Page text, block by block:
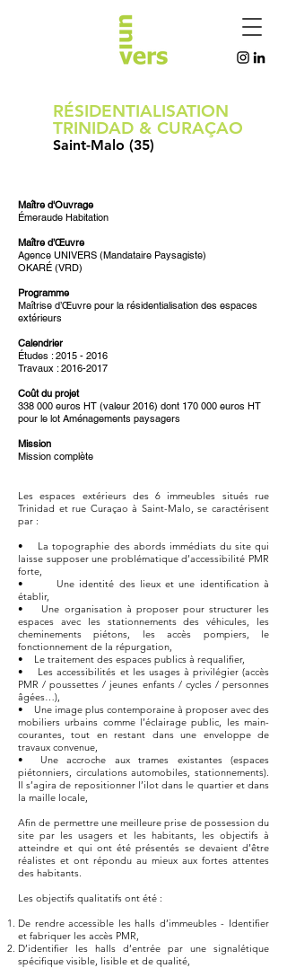
RÉSIDENTIALISATION
TRINIDAD & CURAÇAO
Saint-Malo (35)
Maître d'Ouvrage
Émeraude Habitation
Maître d’Œuvre
Agence UNIVERS (Mandataire Paysagiste)
OKARÉ (VRD)
Programme
Maîtrise d’Œuvre pour la résidentialisation des espaces
extérieurs
Calendrier
Études : 2015 - 2016
Travaux : 2016-2017
Coût du projet
338 000 euros HT (valeur 2016) dont 170 000 euros HT
pour le lot Aménagements paysagers
Mission
Mission complète
Les espaces extérieurs des 6 immeubles situés rue
Trinidad et rue Curaçao à Saint-Malo, se caractérisent
par :
• La topographie des abords immédiats du site qui
laisse supposer une problématique d’accessibilité PMR
forte,
• Une identité des lieux et une identification à
établir,
• Une organisation à proposer pour structurer les
espaces avec les stationnements des véhicules, les
cheminements piétons, les accès pompiers, le
fonctionnement de la répurgation,
• Le traitement des espaces publics à requalifier,
• Les accessibilités et les usages à privilégier (accès
PMR / poussettes / jeunes enfants / cycles / personnes
âgées…),
• Une image plus contemporaine à proposer avec des
mobiliers urbains comme l’éclairage public, les main-
courantes, tout en restant dans une enveloppe de
travaux convenue,
• Une accroche aux trames existantes (espaces
piétonniers, circulations automobiles, stationnements).
Il s’agira de repositionner l’ilot dans le quartier et dans
la maille locale,
Afin de permettre une meilleure prise de possession du
site par les usagers et les habitants, les objectifs à
atteindre et qui ont été présentés se devaient d’être
réalistes et ont répondu au mieux aux fortes attentes
des habitants.
Les objectifs qualitatifs ont été :
De rendre accessible les halls d’immeubles - Identifier
et fabriquer les accès PMR,
D’identifier les halls d’entrée par une signalétique
spécifique visible, lisible et de qualité,